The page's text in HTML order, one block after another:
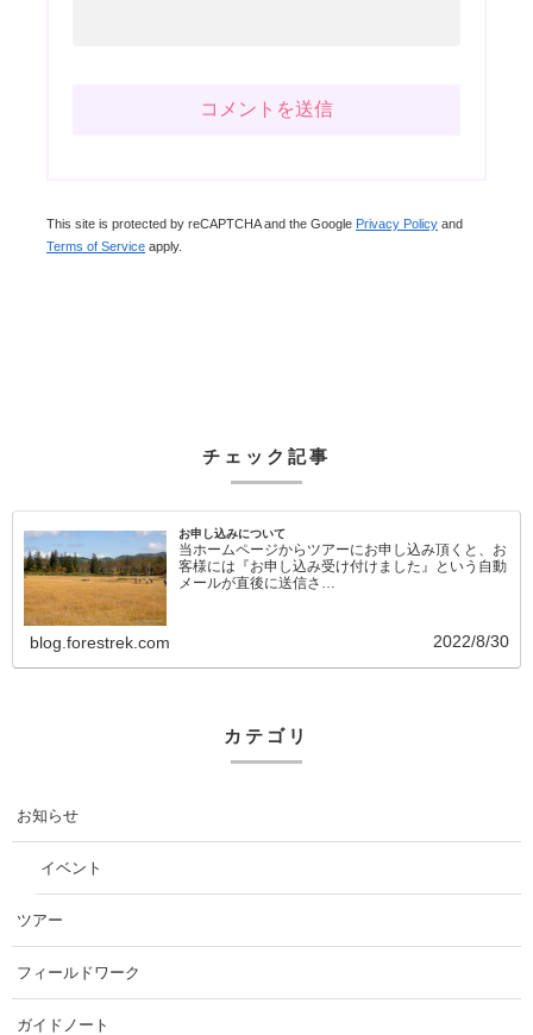
This site is protected by reCAPTCHA and the Google Privacy Policy and
Terms of Service apply.
チェック記事
お申し込みについて
当ホームページからツアーにお申し込み頂くと、お
客様には『お申し込み受け付けました』という自動
メールが直後に送信さ…
blog.forestrek.com 2022/8/30
カテゴリ
お知らせ
イベント
ツアー
フィールドワーク
ガイドノート